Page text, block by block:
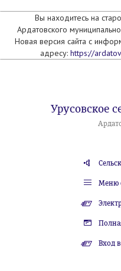
Вы находитесь на
Ардатовского
Новая версия сайта с
адресу: https://
Урусовское
Меню
Вход